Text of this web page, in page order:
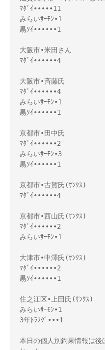
ﾏﾀﾞｲ•••••11
みらいｻｰﾓﾝ•1
黒ｿｲ••••••1
大阪市•米田さん
ﾏﾀﾞｲ••••••4
大阪市•斉藤氏
ﾏﾀﾞｲ••••••4
みらいｻｰﾓﾝ•1
黒ｿｲ••••••1
京都市•田中氏
ﾏﾀﾞｲ••••••2
みらいｻｰﾓﾝ•3
黒ｿｲ••••••1
京都市•古賀氏(ｻﾝｸｽ)
ﾏﾀﾞｲ••••••4
京都市•西山氏(ｻﾝｸｽ)
ﾏﾀﾞｲ••••••2
みらいｻｰﾓﾝ•1
大津市•中澤氏(ｻﾝｸｽ)
ﾏﾀﾞｲ••••••2
黒ｿｲ••••••1
住之江区•上田氏(ｻﾝｸｽ)
みらいｻｰﾓﾝ•1
3年ﾄﾗﾌｸﾞ•••1
本日の個人別釣果情報は後